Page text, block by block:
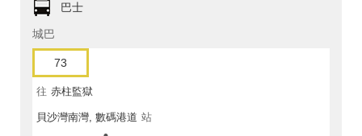
巴士
城巴
73
往 赤柱監獄
貝沙灣南灣, 數碼港道 站